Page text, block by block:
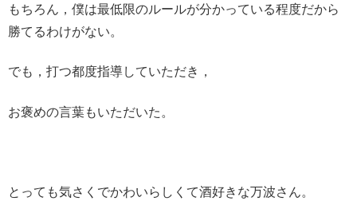
もちろん，僕は最低限のルールが分かっている程度だから
勝てるわけがない。
でも，打つ都度指導していただき，
お褒めの言葉もいただいた。
とっても気さくでかわいらしくて酒好きな万波さん。